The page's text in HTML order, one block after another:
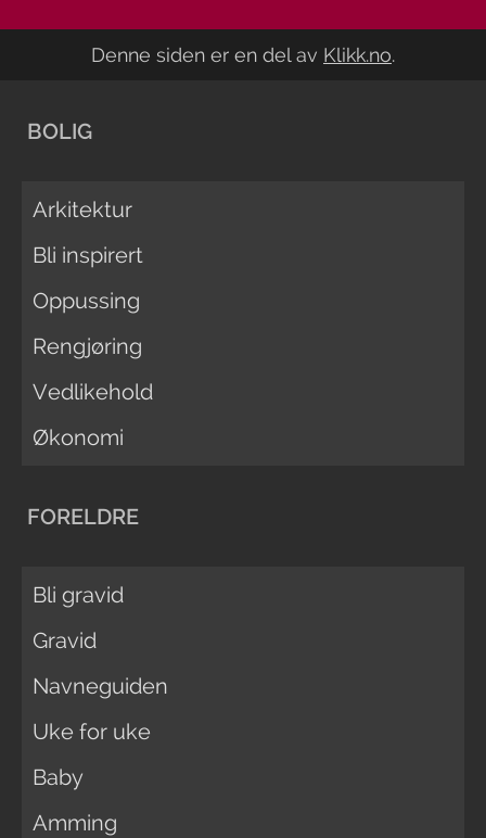
Denne siden er en del av Klikk.no.
BOLIG
Arkitektur
Bli inspirert
Oppussing
Rengjøring
Vedlikehold
Økonomi
FORELDRE
Bli gravid
Gravid
Navneguiden
Uke for uke
Baby
Amming